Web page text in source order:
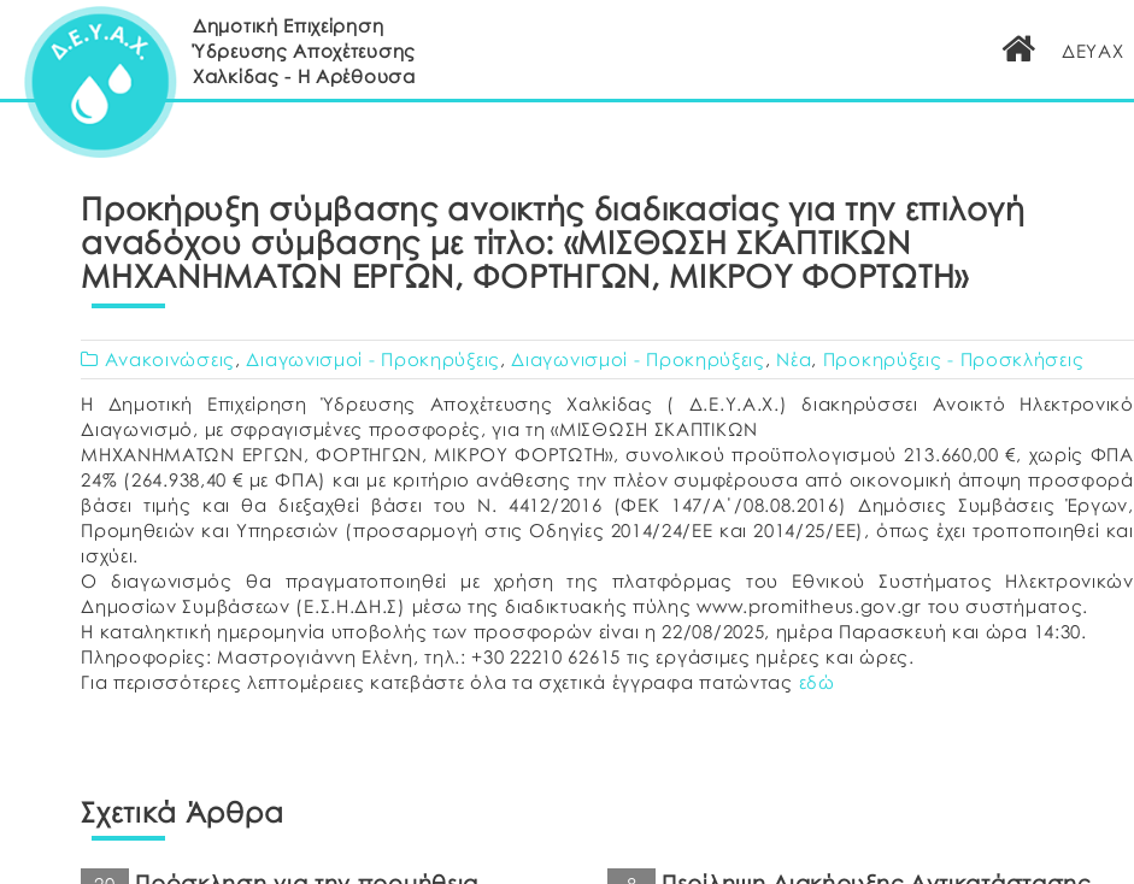
Δημοτική Επιχείρηση
Ύδρευσης Αποχέτευσης
Χαλκίδας - Η Αρέθουσα
ΔΕΥΑΧ
Προκήρυξη σύμβασης ανοικτής διαδικασίας για την επιλογή
αναδόχου σύμβασης με τίτλο: «ΜΙΣΘΩΣΗ ΣΚΑΠΤΙΚΩΝ
ΜΗΧΑΝΗΜΑΤΩΝ ΕΡΓΩΝ, ΦΟΡΤΗΓΩΝ, ΜΙΚΡΟΥ ΦΟΡΤΩΤΗ»
Ανακοινώσεις , Διαγωνισμοί - Προκηρύξεις , Διαγωνισμοί - Προκηρύξεις , Νέα, Προκηρύξεις - Προσκλήσεις
Η Δημοτική Επιχείρηση Ύδρευσης Αποχέτευσης Χαλκίδας ( Δ.Ε.Υ.Α.Χ.) διακηρύσσει Ανοικτό Ηλεκτρονικό
Διαγωνισμό, με σφραγισμένες προσφορές, για τη «ΜΙΣΘΩΣΗ ΣΚΑΠΤΙΚΩΝ
ΜΗΧΑΝΗΜΑΤΩΝ ΕΡΓΩΝ, ΦΟΡΤΗΓΩΝ, ΜΙΚΡΟΥ ΦΟΡΤΩΤΗ», συνολικού προϋπολογισμού 213.660,00 €, χωρίς ΦΠΑ
24% (264.938,40 € με ΦΠΑ) και με κριτήριο ανάθεσης την πλέον συμφέρουσα από οικονομική άποψη προσφορά
βάσει τιμής και θα διεξαχθεί βάσει του Ν. 4412/2016 (ΦΕΚ 147/Α΄/08.08.2016) Δημόσιες Συμβάσεις Έργων,
Προμηθειών και Υπηρεσιών (προσαρμογή στις Οδηγίες 2014/24/ΕΕ και 2014/25/ΕΕ), όπως έχει τροποποιηθεί και
ισχύει.
Ο διαγωνισμός θα πραγματοποιηθεί με χρήση της πλατφόρμας του Εθνικού Συστήματος Ηλεκτρονικών
Δημοσίων Συμβάσεων (Ε.Σ.Η.ΔΗ.Σ) μέσω της διαδικτυακής πύλης www.promitheus.gov.gr του συστήματος.
Η καταληκτική ημερομηνία υποβολής των προσφορών είναι η 22/08/2025, ημέρα Παρασκευή και ώρα 14:30.
Πληροφορίες: Μαστρογιάννη Ελένη, τηλ.: +30 22210 62615 τις εργάσιμες ημέρες και ώρες.
Για περισσότερες λεπτομέρειες κατεβάστε όλα τα σχετικά έγγραφα πατώντας εδώ
Σχετικά Άρθρα